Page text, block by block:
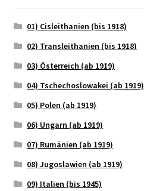
01) Cisleithanien (bis 1918)
02) Transleithanien (bis 1918)
03) Österreich (ab 1919)
04) Tschechoslowakei (ab 1919)
05) Polen (ab 1919)
06) Ungarn (ab 1919)
07) Rumänien (ab 1919)
08) Jugoslawien (ab 1919)
09) Italien (bis 1945)